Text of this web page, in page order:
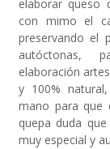
elaborar queso
con mimo el
preservando el
autóctonas,
elaboración
y 100%
mano para que
quepa duda
muy especial y